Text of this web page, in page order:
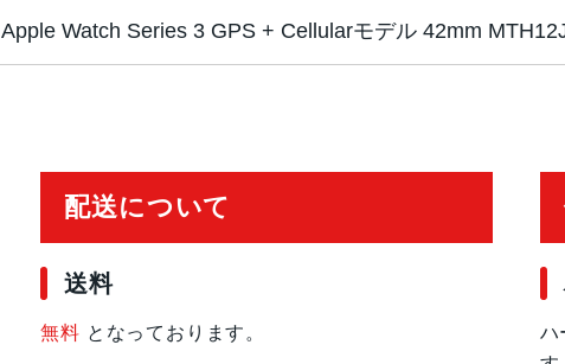
Apple Watch Series 3 GPS
ディスプレイ 感圧タッチ対応OLED Retinaディスプ
ケースサイズ
アルミニウム、ステンレススチール、
配送について
送料
無料 となっております。
ハ